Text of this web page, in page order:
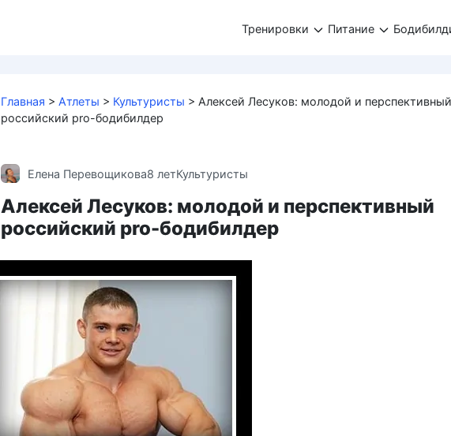
Тренировки Питание
Главная > Атлеты > Культуристы > Алексей Лесуков: молодой и перспективный
российский pro-бодибилдер
Елена Перевощикова8 летКультуристы
Алексей Лесуков: молодой и перспективный
российский pro-бодибилдер